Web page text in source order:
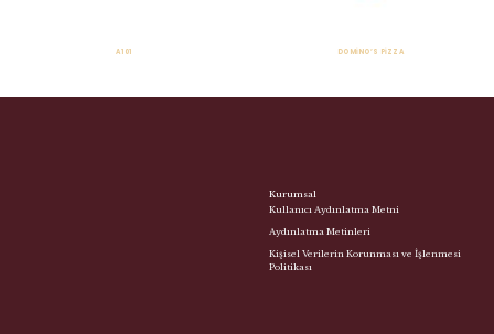
A 101 DOMINO’S PIZZA
Kurumsal
Kullanıcı Aydınlatma Metni
Aydınlatma Metinleri
Kişisel Verilerin Korunması ve İşlenmesi
Politikası